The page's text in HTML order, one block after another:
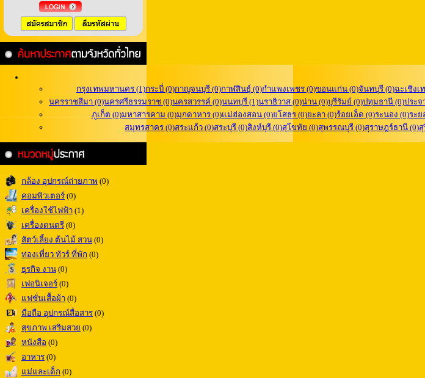
กรุงเทพมหานคร (1)กระบี่ (0)กาญจนบุรี (0)กาฬสินธุ์ (0)กำแพงเพชร (0)ขอนแก่น (0)จันทบุรี (0)ฉะเชิงเ
นครราชสีมา (0)นครศรีธรรมราช (0)นครสวรรค์ (0)นนทบุรี (1)นราธิวาส (0)น่าน (0)บุรีรัมย์ (0)ปทุมธานี (0)ประจ
ภูเก็ต (0)มหาสารคาม (0)มุกดาหาร (0)แม่ฮ่องสอน (0)ยโสธร (0)ยะลา (0)ร้อยเอ็ด (0)ระนอง (0)ระย
สมุทรสาคร (0)สระแก้ว (0)สระบุรี (0)สิงห์บุรี (0)สุโขทัย (0)สุพรรณบุรี (0)สุราษฎร์ธานี (0)
กล้อง อุปกรณ์ถ่ายภาพ (0)
คอมพิวเตอร์ (0)
เครื่องใช้ไฟฟ้า (1)
เครื่องดนตรี (0)
สัตว์เลี้ยง ต้นไม้ สวน (0)
ท่องเที่ยว ทัวร์ ที่พัก (0)
ธุรกิจ งาน (0)
เฟอนิเจอร์ (0)
แฟชั่นเสื้อผ้า (0)
มือถือ อุปกรณ์สื่อสาร (0)
สุขภาพ เสริมสวย (0)
หนังสือ (0)
อาหาร (0)
แม่และเด็ก (0)